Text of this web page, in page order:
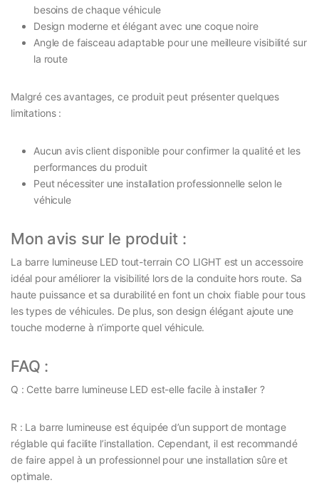
besoins de chaque véhicule
Design moderne et élégant avec une coque noire
Angle de faisceau adaptable pour une meilleure visibilité sur
la route
Malgré ces avantages, ce produit peut présenter quelques
limitations :
Aucun avis client disponible pour confirmer la qualité et les
performances du produit
Peut nécessiter une installation professionnelle selon le
véhicule
Mon avis sur le produit :
La barre lumineuse LED tout-terrain CO LIGHT est un accessoire
idéal pour améliorer la visibilité lors de la conduite hors route. Sa
haute puissance et sa durabilité en font un choix fiable pour tous
les types de véhicules. De plus, son design élégant ajoute une
touche moderne à n’importe quel véhicule.
FAQ :
Q : Cette barre lumineuse LED est-elle facile à installer ?
R : La barre lumineuse est équipée d’un support de montage
réglable qui facilite l’installation. Cependant, il est recommandé
de faire appel à un professionnel pour une installation sûre et
optimale.